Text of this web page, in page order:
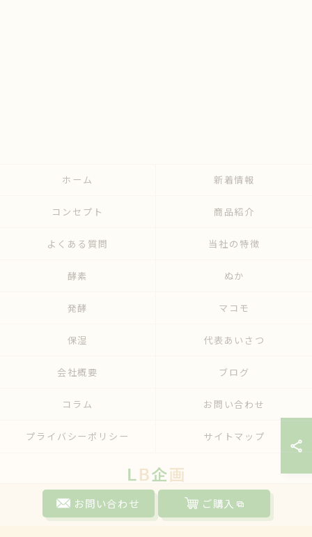
お問い合わせ ご購入
ホーム 新着情報
コンセプト 商品紹介
よくある質問 当社の特徴
酵素 ぬか
発酵 マコモ
保湿 代表あいさつ
会社概要 ブログ
コラム お問い合わせ
プライバシーポリシー サイトマップ
© 2026 天然の入浴剤ならLB企画 ALL RIGHTS RESERVED.